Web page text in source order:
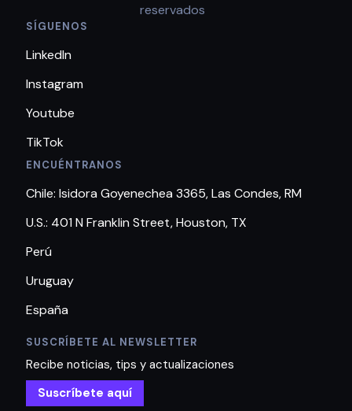
reservados
SÍGUENOS
LinkedIn
Instagram
Youtube
TikTok
ENCUÉNTRANOS
Chile: Isidora Goyenechea 3365, Las Condes, RM
U.S.: 401 N Franklin Street, Houston, TX
Perú
Uruguay
España
SUSCRÍBETE AL NEWSLETTER
Recibe noticias, tips y actualizaciones
Suscríbete aquí